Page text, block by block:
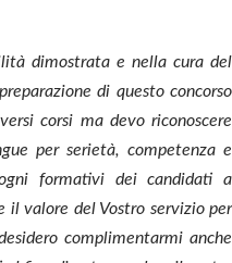
dimostrata e nella cura del
di questo concorso
corsi ma devo riconoscere
per serietà, competenza e
formativi dei candidati a
il valore del Vostro servizio per
complimentarmi anche